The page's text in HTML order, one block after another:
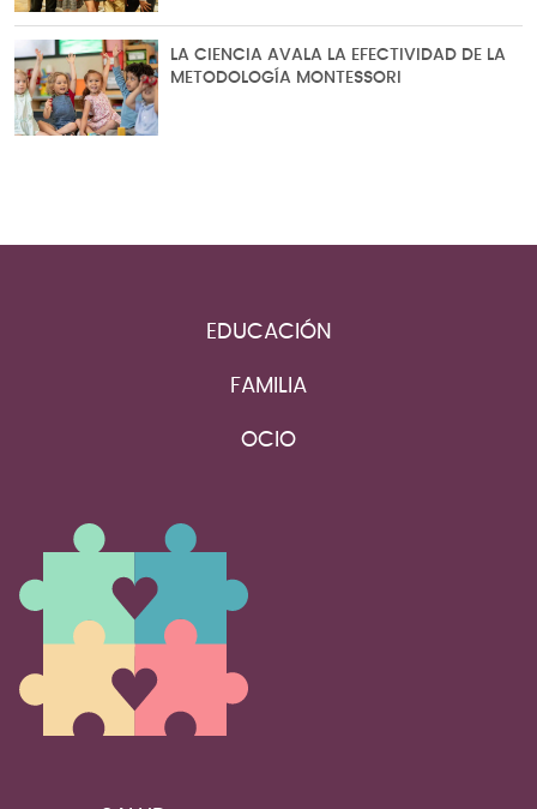
LA CIENCIA AVALA LA EFECTIVIDAD DE LA
METODOLOGÍA MONTESSORI
EDUCACIÓN
FAMILIA
OCIO